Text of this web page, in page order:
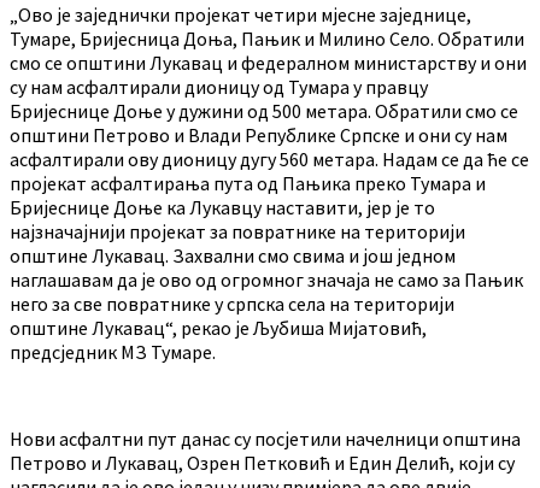
„Ово је заједнички пројекат четири мјесне заједнице,
Тумаре, Бријесница Доња, Пањик и Милино Село. Обратили
смо се општини Лукавац и федералном министарству и они
су нам асфалтирали дионицу од Тумара у правцу
Бријеснице Доње у дужини од 500 метара. Обратили смо се
општини Петрово и Влади Републике Српске и они су нам
асфалтирали ову дионицу дугу 560 метара. Надам се да ће се
пројекат асфалтирања пута од Пањика преко Тумара и
Бријеснице Доње ка Лукавцу наставити, јер је то
најзначајнији пројекат за повратнике на територији
општине Лукавац. Захвални смо свима и још једном
наглашавам да је ово од огромног значаја не само за Пањик
него за све повратнике у српска села на територији
општине Лукавац“, рекао је Љубиша Мијатовић,
предсједник МЗ Тумаре.
Нови асфалтни пут данас су посјетили начелници општина
Петрово и Лукавац, Озрен Петковић и Един Делић, који су